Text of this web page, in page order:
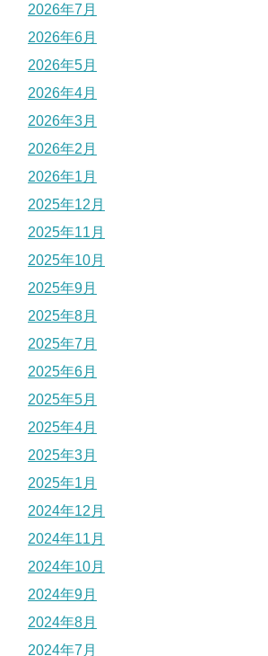
2026年7月
2026年6月
2026年5月
2026年4月
2026年3月
2026年2月
2026年1月
2025年12月
2025年11月
2025年10月
2025年9月
2025年8月
2025年7月
2025年6月
2025年5月
2025年4月
2025年3月
2025年1月
2024年12月
2024年11月
2024年10月
2024年9月
2024年8月
2024年7月